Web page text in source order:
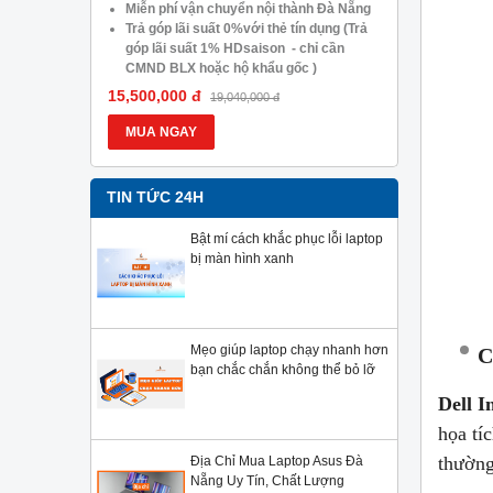
Miễn phí vận chuyển nội thành Đà Nẵng
Trả góp lãi suất 0%với thẻ tín dụng (Trả
góp lãi suất 1% HDsaison - chỉ cần
CMND BLX hoặc hộ khẩu gốc )
Giảm 20%khi nâng cấp Ram-SSD
Giảm giá trực tiếp đối với khách hàng ở
xa, HSSV . Săn 10.000 Voucher Giảm
Giá 500.000đ
15,500,000 đ 19,040,000 đ
MUA NGAY
TIN TỨC 24H
Bật mí cách khắc phục lỗi laptop
bị màn hình xanh
Mẹo giúp laptop chạy nhanh hơn
bạn chắc chắn không thể bỏ lỡ
Địa Chỉ Mua Laptop Asus Đà
Nẵng Uy Tín, Chất Lượng
Dell
họa